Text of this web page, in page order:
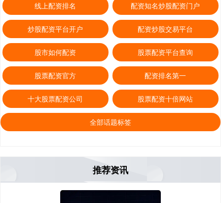
线上配资排名 配资知名炒股配资门户
炒股配资平台开户 配资炒股交易平台
股市如何配资 股票配资平台查询
股票配资官方 配资排名第一
十大股票配资公司 股票配资十倍网站
全部话题标签
推荐资讯